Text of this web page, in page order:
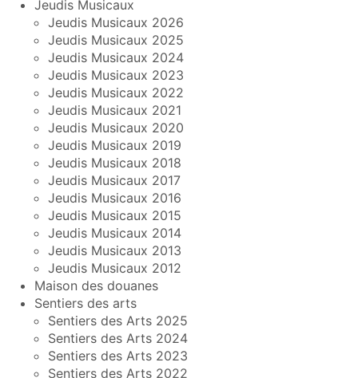
Jeudis Musicaux
Jeudis Musicaux 2026
Jeudis Musicaux 2025
Jeudis Musicaux 2024
Jeudis Musicaux 2023
Jeudis Musicaux 2022
Jeudis Musicaux 2021
Jeudis Musicaux 2020
Jeudis Musicaux 2019
Jeudis Musicaux 2018
Jeudis Musicaux 2017
Jeudis Musicaux 2016
Jeudis Musicaux 2015
Jeudis Musicaux 2014
Jeudis Musicaux 2013
Jeudis Musicaux 2012
Maison des douanes
Sentiers des arts
Sentiers des Arts 2025
Sentiers des Arts 2024
Sentiers des Arts 2023
Sentiers des Arts 2022